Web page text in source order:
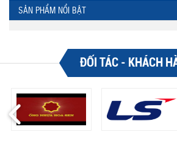
SẢN PHẨM NỔI BẬT
ĐỐI TÁC - KHÁCH